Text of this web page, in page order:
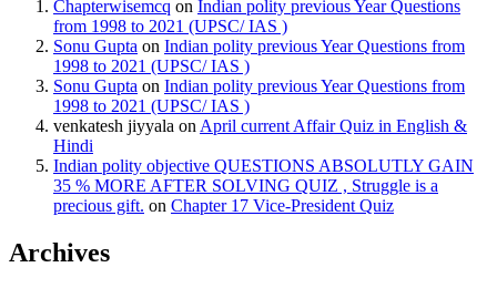
Chapterwisemcq on Indian polity previous Year Questions
from 1998 to 2021 (UPSC/ IAS )
Sonu Gupta on Indian polity previous Year Questions from
1998 to 2021 (UPSC/ IAS )
Sonu Gupta on Indian polity previous Year Questions from
1998 to 2021 (UPSC/ IAS )
venkatesh jiyyala on April current Affair Quiz in English &
Hindi
Indian polity objective QUESTIONS ABSOLUTLY GAIN
35 % MORE AFTER SOLVING QUIZ , Struggle is a
precious gift. on Chapter 17 Vice-President Quiz
Archives